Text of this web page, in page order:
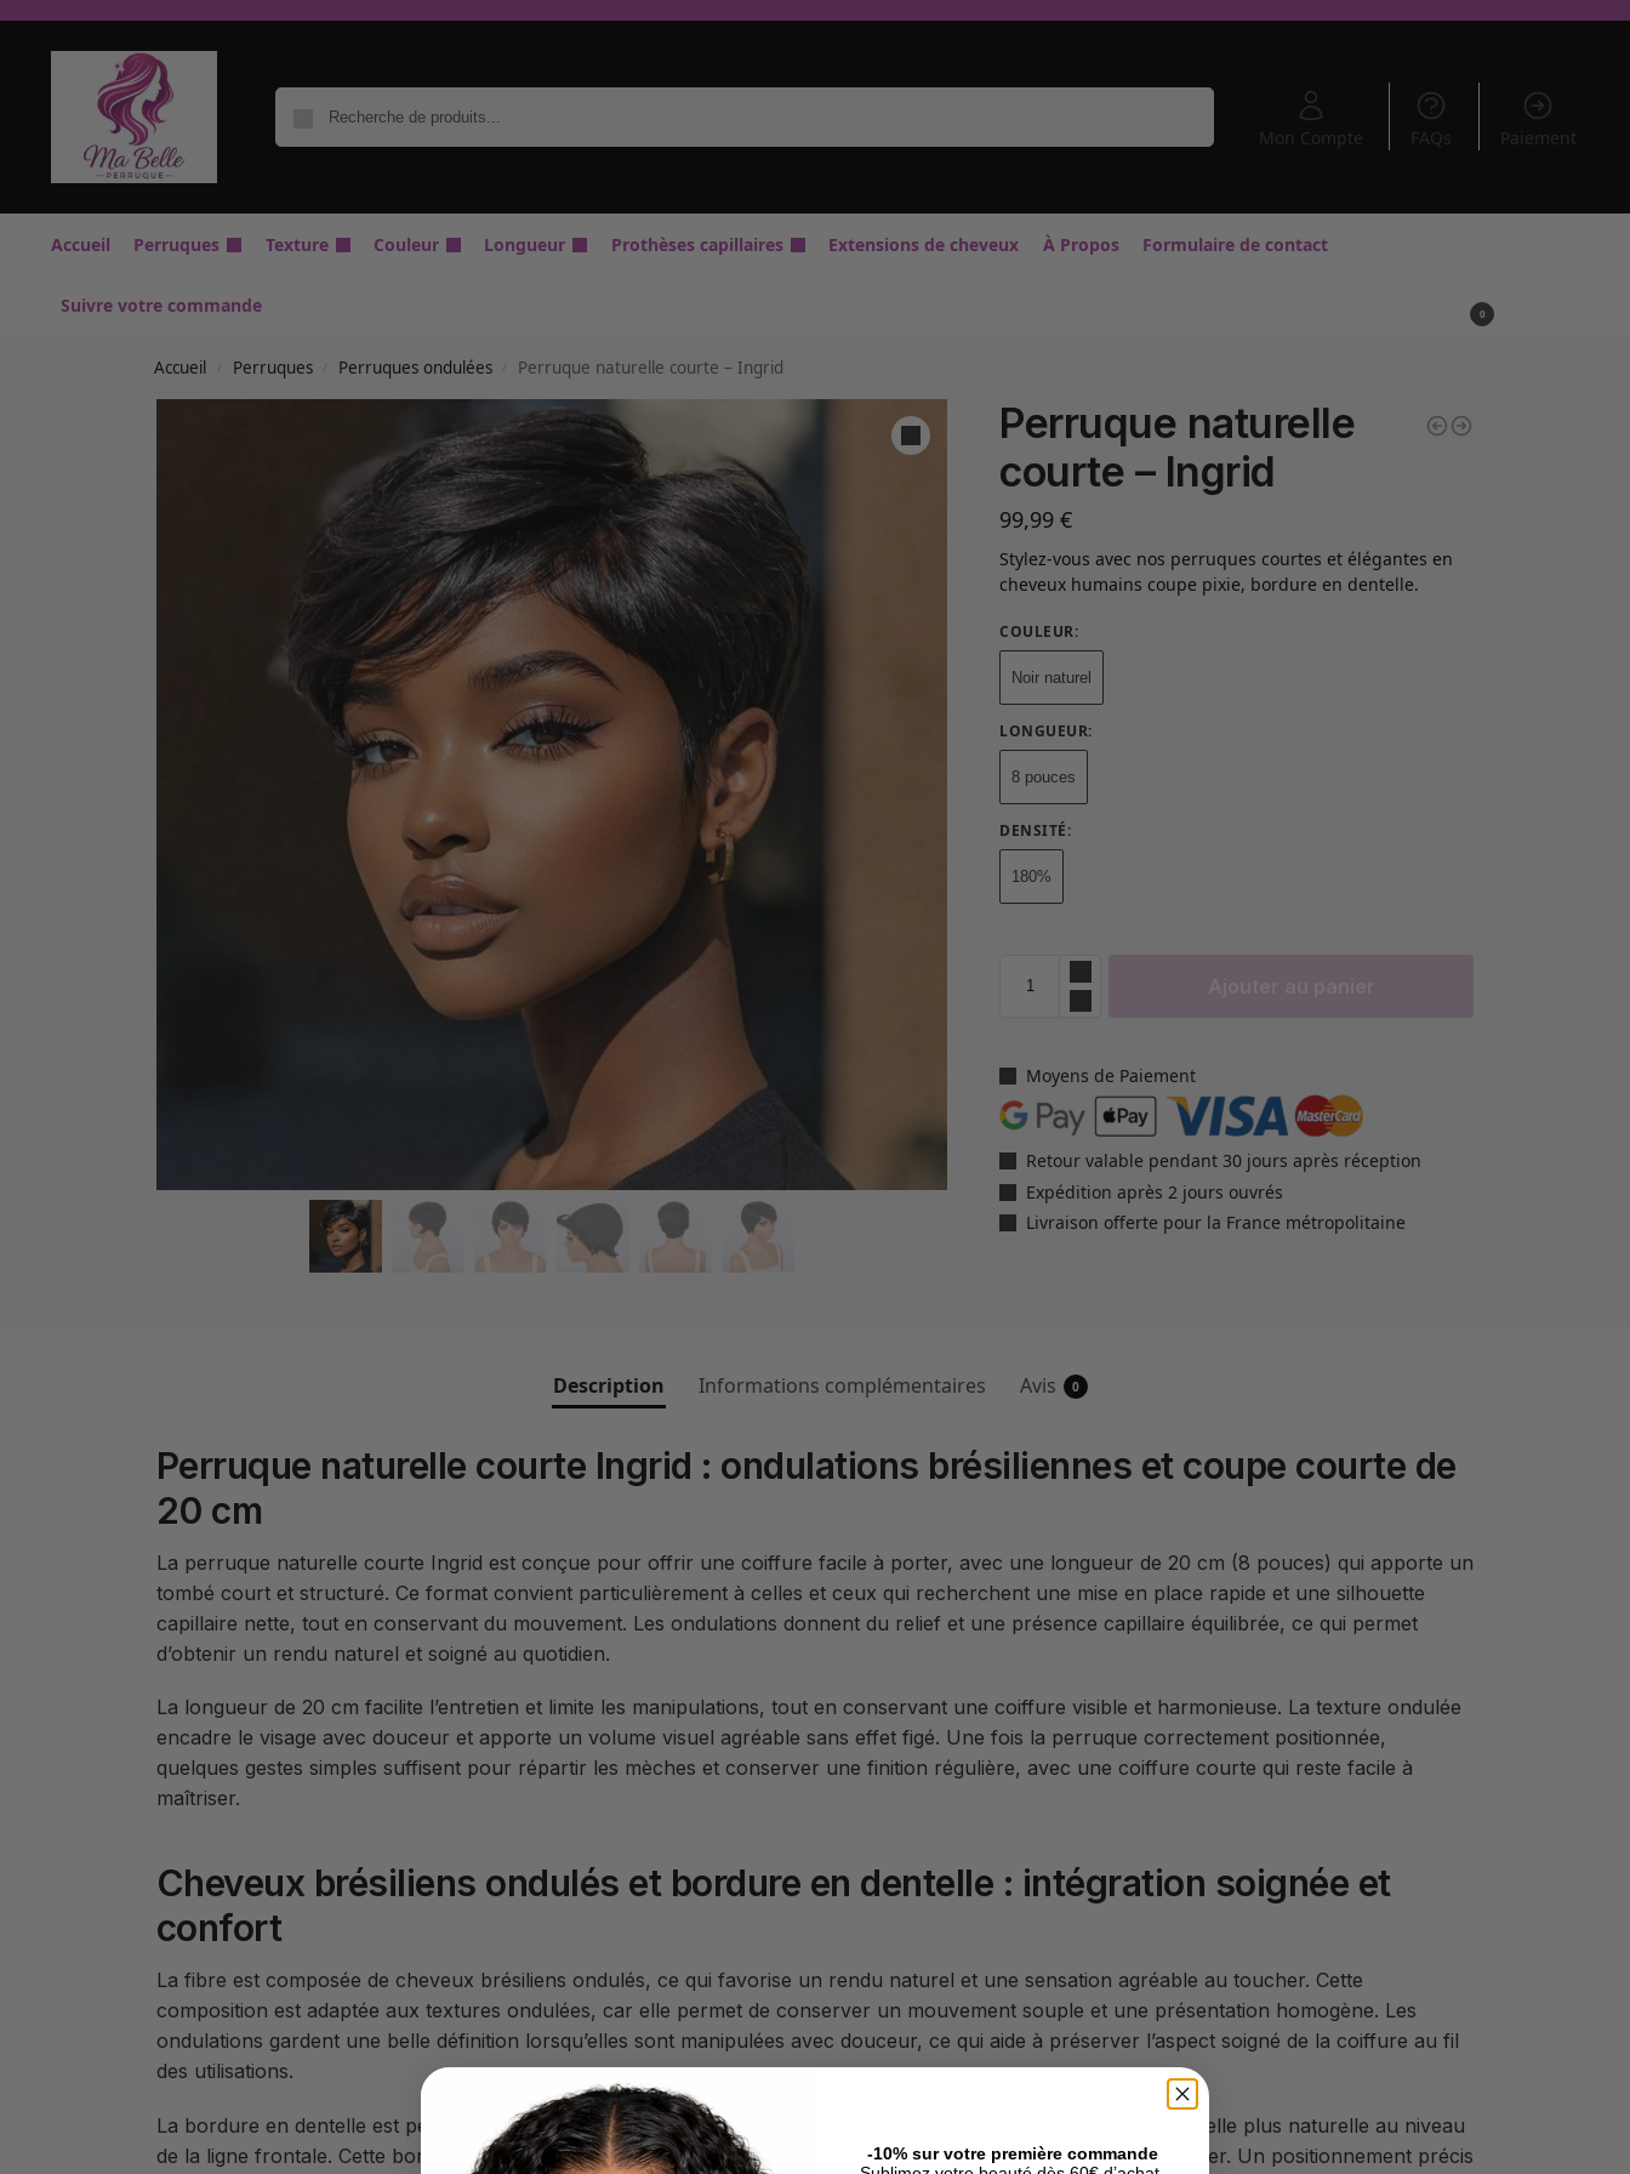
Mon Compte FAQs Paiement
Accueil Perruques Texture Couleur Longueur Prothèses capillaires Extensions de cheveux À Propos Formulaire de contact
Suivre votre commande 0
Accueil Perruques Perruques ondulées Perruque naturelle courte – Ingrid
Perruque naturelle
courte – Ingrid
99,99€
Stylez-vous avec nos perruques courtes et élégantes en
cheveux humains coupe pixie, bordure en dentelle.
COULEUR:
Noir naturel
LONGUEUR:
8 pouces
DENSITÉ:
180%
Moyens de Paiement
Retour valable pendant 30 jours après réception
Expédition après 2 jours ouvrés
Livraison offerte pour la France métropolitaine
Description Informations complémentaires Avis 0
Perruque naturelle courte Ingrid : ondulations brésiliennes et coupe courte de
20 cm
La perruque naturelle courte Ingrid est conçue pour offrir une coiffure facile à porter, avec une longueur de 20 cm (8 pouces) qui apporte un
tombé court et structuré. Ce format convient particulièrement à celles et ceux qui recherchent une mise en place rapide et une silhouette
capillaire nette, tout en conservant du mouvement. Les ondulations donnent du relief et une présence capillaire équilibrée, ce qui permet
d’obtenir un rendu naturel et soigné au quotidien.
La longueur de 20 cm facilite l’entretien et limite les manipulations, tout en conservant une coiffure visible et harmonieuse. La texture ondulée
encadre le visage avec douceur et apporte un volume visuel agréable sans effet figé. Une fois la perruque correctement positionnée,
quelques gestes simples suffisent pour répartir les mèches et conserver une finition régulière, avec une coiffure courte qui reste facile à
maîtriser.
Cheveux brésiliens ondulés et bordure en dentelle : intégration soignée et
confort
La fibre est composée de cheveux brésiliens ondulés, ce qui favorise un rendu naturel et une sensation agréable au toucher. Cette
composition est adaptée aux textures ondulées, car elle permet de conserver un mouvement souple et une présentation homogène. Les
ondulations gardent une belle définition lorsqu’elles sont manipulées avec douceur, ce qui aide à préserver l’aspect soigné de la coiffure au fil
des utilisations.
La bordure en dentelle est pensée pour offrir une finition plus discrète sur les contours, avec une intégration visuelle plus naturelle au niveau
de la ligne frontale. Cette bordure contribue également à une sensation de légèreté, appréciée pour un port régulier. Un positionnement précis
-10% sur votre première commande